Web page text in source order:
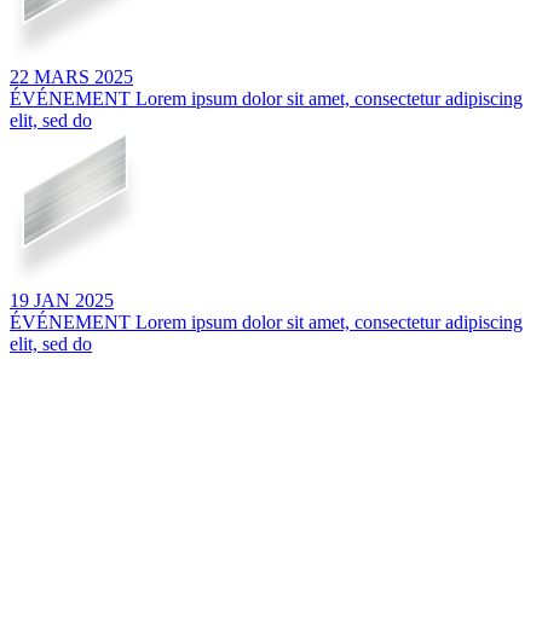
22 MARS 2025
ÉVÉNEMENT Lorem ipsum dolor sit amet, consectetur adipiscing
elit, sed do
19 JAN 2025
ÉVÉNEMENT Lorem ipsum dolor sit amet, consectetur adipiscing
elit, sed do